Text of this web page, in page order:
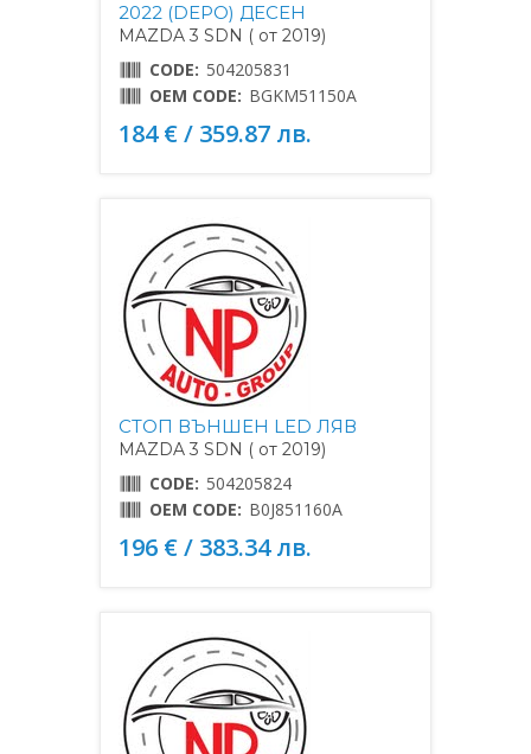
2022 (DEPO) ДЕСЕН
MAZDA 3 SDN ( от 2019)
CODE: 504205831
OEM CODE: BGKM51150A
184 € / 359.87 лв.
СТОП ВЪНШЕН LED ЛЯВ
MAZDA 3 SDN ( от 2019)
CODE: 504205824
OEM CODE: B0J851160A
196 € / 383.34 лв.